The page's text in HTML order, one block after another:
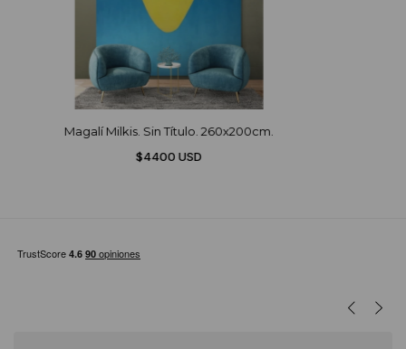
Magalí Milkis. Sin Título. 260x200cm.
$4400 USD